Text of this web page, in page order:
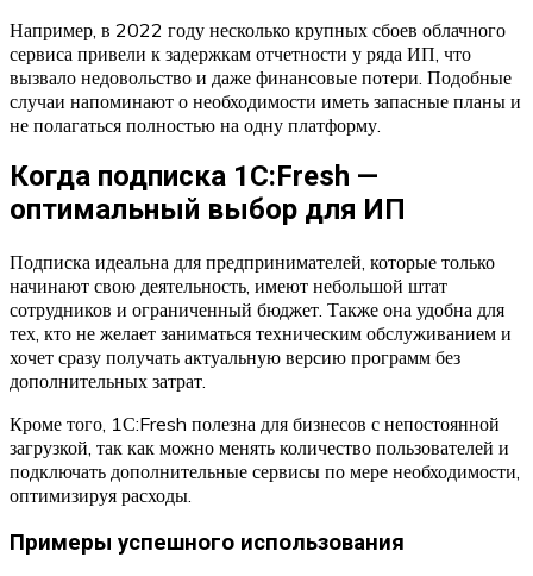
Например, в 2022 году несколько крупных сбоев облачного
сервиса привели к задержкам отчетности у ряда ИП, что
вызвало недовольство и даже финансовые потери. Подобные
случаи напоминают о необходимости иметь запасные планы и
не полагаться полностью на одну платформу.
Когда подписка 1С:Fresh —
оптимальный выбор для ИП
Подписка идеальна для предпринимателей, которые только
начинают свою деятельность, имеют небольшой штат
сотрудников и ограниченный бюджет. Также она удобна для
тех, кто не желает заниматься техническим обслуживанием и
хочет сразу получать актуальную версию программ без
дополнительных затрат.
Кроме того, 1С:Fresh полезна для бизнесов с непостоянной
загрузкой, так как можно менять количество пользователей и
подключать дополнительные сервисы по мере необходимости,
оптимизируя расходы.
Примеры успешного использования